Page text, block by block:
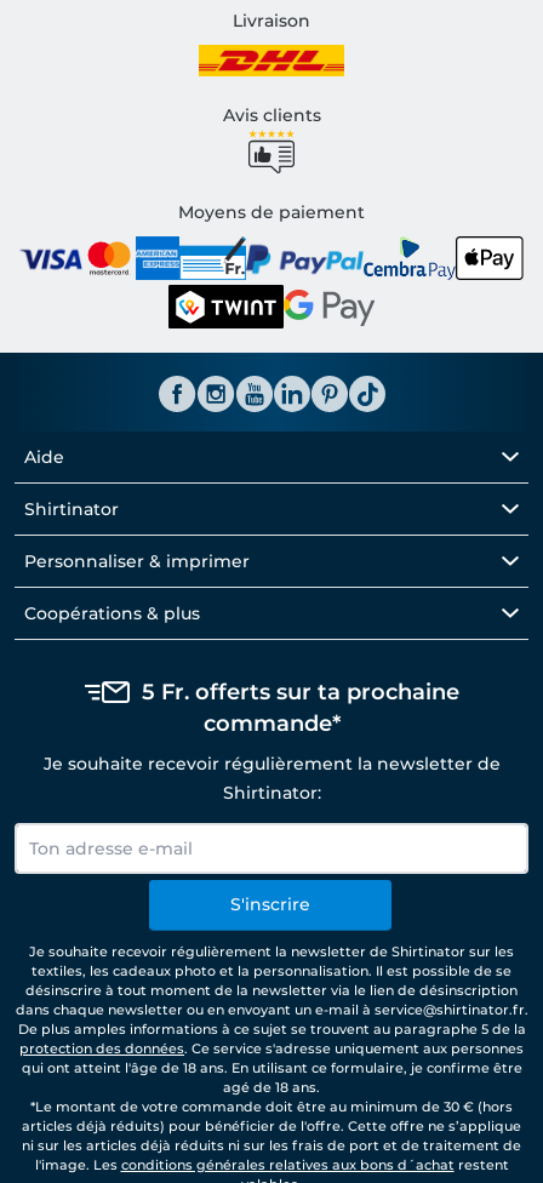
Livraison
Avis clients
Moyens de paiement
Aide
Shirtinator
Personnaliser & imprimer
Coopérations & plus
5 Fr. offerts sur ta prochaine
commande*
Je souhaite recevoir régulièrement la newsletter de
Shirtinator:
S'inscrire
Je souhaite recevoir régulièrement la newsletter de Shirtinator sur les
textiles, les cadeaux photo et la personnalisation. Il est possible de se
désinscrire à tout moment de la newsletter via le lien de désinscription
dans chaque newsletter ou en envoyant un e-mail à service@shirtinator.fr.
De plus amples informations à ce sujet se trouvent au paragraphe 5 de la
protection des données. Ce service s'adresse uniquement aux personnes
qui ont atteint l'âge de 18 ans. En utilisant ce formulaire, je confirme être
agé de 18 ans.
*Le montant de votre commande doit être au minimum de 30 € (hors
articles déjà réduits) pour bénéficier de l'offre. Cette offre ne s’applique
ni sur les articles déjà réduits ni sur les frais de port et de traitement de
l'image. Les conditions générales relatives aux bons d´achatrestent